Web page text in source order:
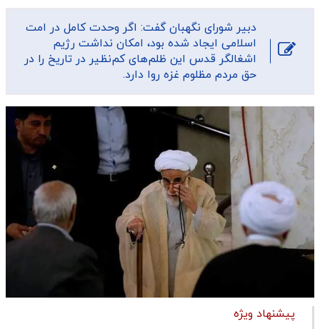
دبیر شورای نگهبان گفت: اگر وحدت کامل در امت
اسلامی ایجاد شده بود، امکان نداشت رژیم
اشغالگر قدس این ظلم‌های کم‌نظیر در تاریخ را در
حق مردم مظلوم غزه روا دارد.
پیشنهاد ویژه